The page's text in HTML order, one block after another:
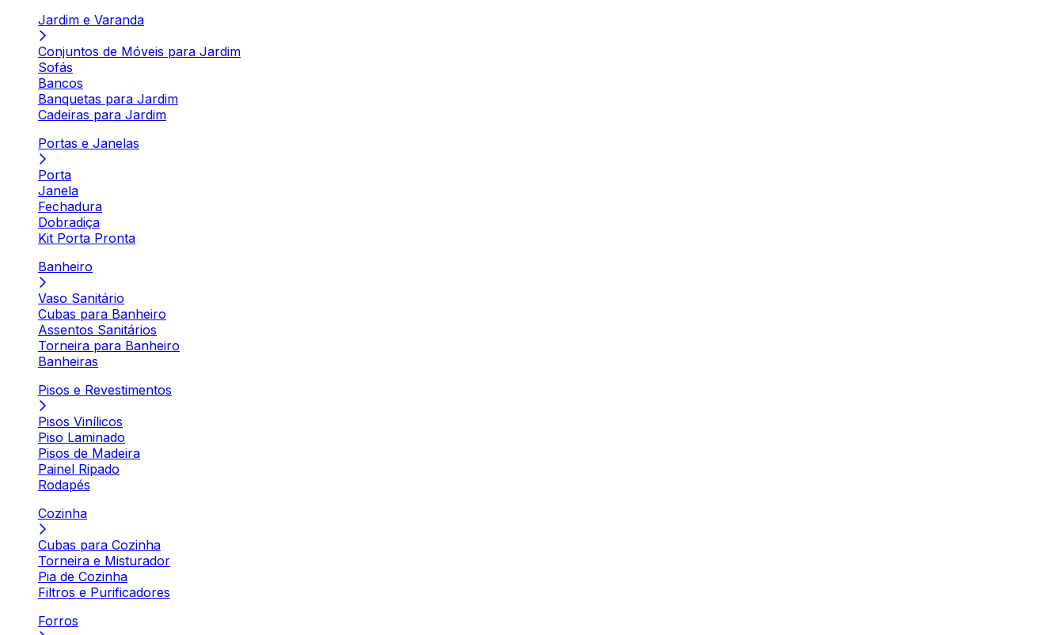
Jardim e Varanda
Conjuntos de Móveis para Jardim
Sofás
Bancos
Banquetas para Jardim
Cadeiras para Jardim
Portas e Janelas
Porta
Janela
Fechadura
Dobradiça
Kit Porta Pronta
Banheiro
Vaso Sanitário
Cubas para Banheiro
Assentos Sanitários
Torneira para Banheiro
Banheiras
Pisos e Revestimentos
Pisos Vinílicos
Piso Laminado
Pisos de Madeira
Painel Ripado
Rodapés
Cozinha
Cubas para Cozinha
Torneira e Misturador
Pia de Cozinha
Filtros e Purificadores
Forros